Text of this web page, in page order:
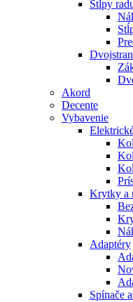
Stĺpy
Akord
Decente
Vybavenie
Krytky a
Adaptéry
Spínače